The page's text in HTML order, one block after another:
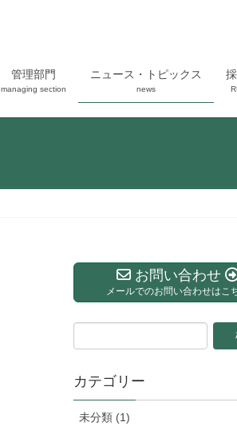
管理部門
managing section
ニュース・トピックス
news
お問い合わせ
メールでのお問い合わせはこ
カテゴリー
未分類 (1)